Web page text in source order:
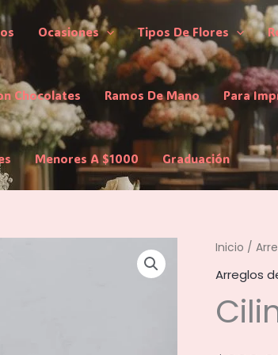
Ocasiones Tipos De Flores
Chocolates Ramos De Mano Para
Menores A $1000 Graduación
Inicio /
Arreglos